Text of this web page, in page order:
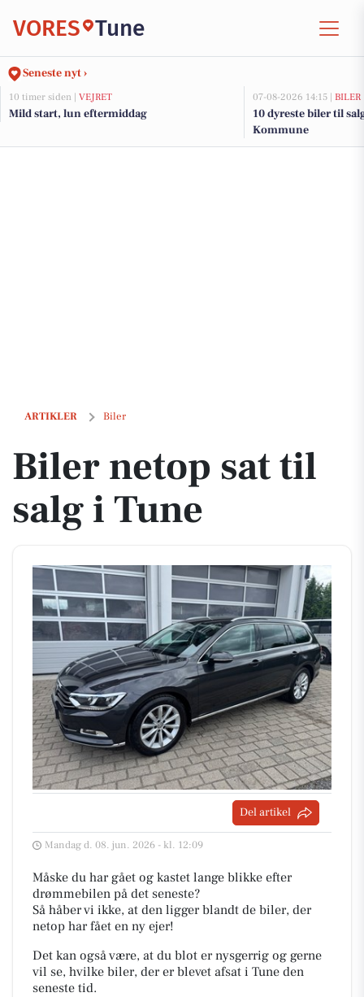
VORES Tune
Seneste nyt ›
10 timer siden | VEJRET
Mild start, lun eftermiddag
07-08-2026 14:15 | BILER
10 dyreste biler til
Kommune
ARTIKLER Biler
Biler netop sat til salg i Tune
Biler netop sat til
salg i Tune
Del artikel
Mandag d. 08. jun. 2026 - kl. 12:09
Måske du har gået og kastet lange blikke efter
drømmebilen på det seneste?
Så håber vi ikke, at den ligger blandt de biler, der
netop har fået en ny ejer!
Det kan også være, at du blot er nysgerrig og gerne
vil se, hvilke biler, der er blevet afsat i Tune den
seneste tid.